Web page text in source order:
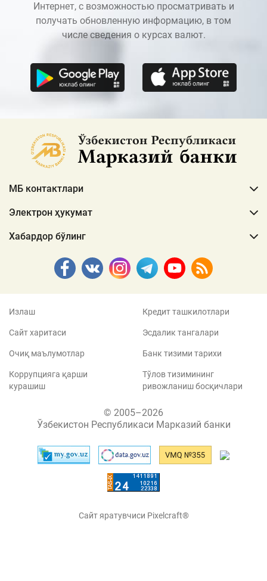
Интернет, с возможностью просматривать и
получать обновленную информацию, в том
числе сведения о курсах валют.
МБ контактлари
Электрон ҳукумат
Хабардор бўлинг
Излаш
Сайт харитаси
Очиқ маълумотлар
Коррупцияга қарши
курашиш
Кредит ташкилотлари
Эсдалик тангалари
Банк тизими тарихи
Тўлов тизимининг
ривожланиш босқичлари
© 2005–2026
Ўзбекистон Республикаси Марказий банки
Сайт яратувчиси Pixelcraft®